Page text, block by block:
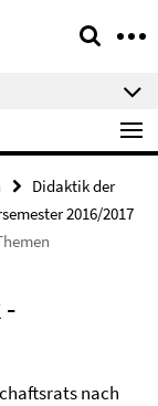
Didaktik der
2016/2017
nach